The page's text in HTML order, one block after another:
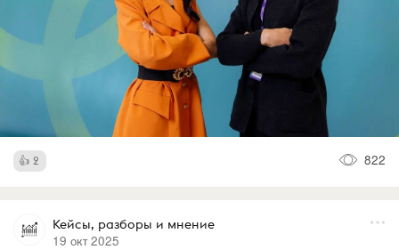
2 822
Кейсы, разборы и мнение
19 окт 2025